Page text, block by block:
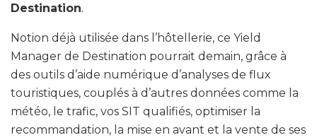
Destination.
Notion déjà utilisée dans l’hôtellerie, ce Yield
Manager de Destination pourrait demain, grâce à
des outils d’aide numérique d’analyses de flux
touristiques, couplés à d’autres données comme la
météo, le trafic, vos SIT qualifiés, optimiser la
recommandation, la mise en avant et la vente de ses